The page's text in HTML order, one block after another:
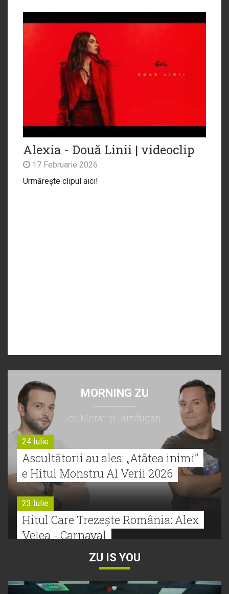
Alexia - Două Linii | videoclip
17 Februarie 2026
Urmărește clipul aici!
MORNING ZU
cu Morar şi Buzdugan
24 Iulie
Ascultătorii au ales: „Atâtea inimi”
e Hitul Monstru Al Verii 2026
23 Iulie
Hitul Care Trezește România: Alex
Velea - Carnaval
Bătălie strânsă la Hitul Monstru Al
ZU IS YOU